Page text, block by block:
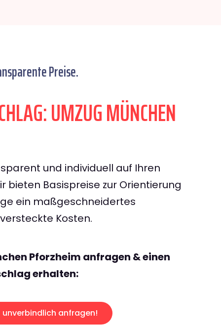
Preise.
UMZUG MÜNCHEN
und individuell auf Ihren
bieten Basispreise zur Orientierung
ein maßgeschneidertes
Kosten.
Pforzheim anfragen & einen
erhalten:
unverbindlich anfragen!